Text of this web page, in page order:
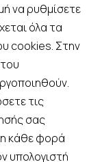
να ρυθμίσετε
όλα τα
cookies. Στην
τις
σας
κάθε φορά
υπολογιστή